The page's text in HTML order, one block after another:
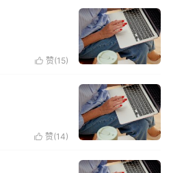
 赞(15)
 赞(14)